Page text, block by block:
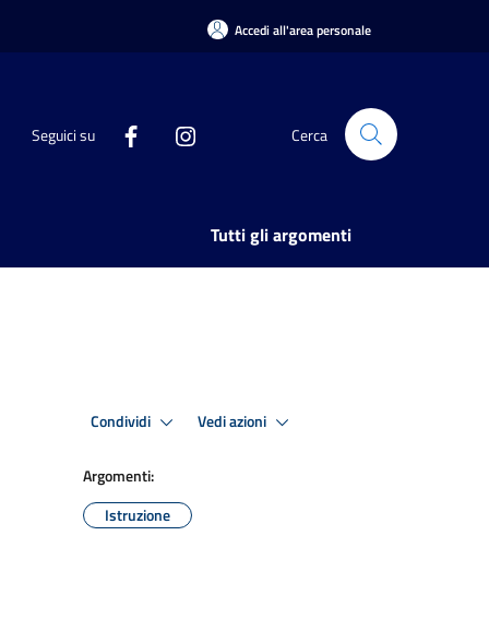
Accedi all'area personale
Seguici su Cerca
Tutti gli argomenti
Condividi Vedi azioni
Argomenti:
Istruzione